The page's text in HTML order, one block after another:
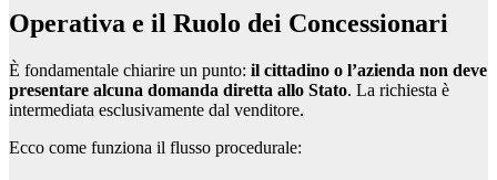
Operativa e il Ruolo dei Concessionari
È fondamentale chiarire un punto: il cittadino o l’azienda non deve
presentare alcuna domanda diretta allo Stato. La richiesta è
intermediata esclusivamente dal venditore.
Ecco come funziona il flusso procedurale: